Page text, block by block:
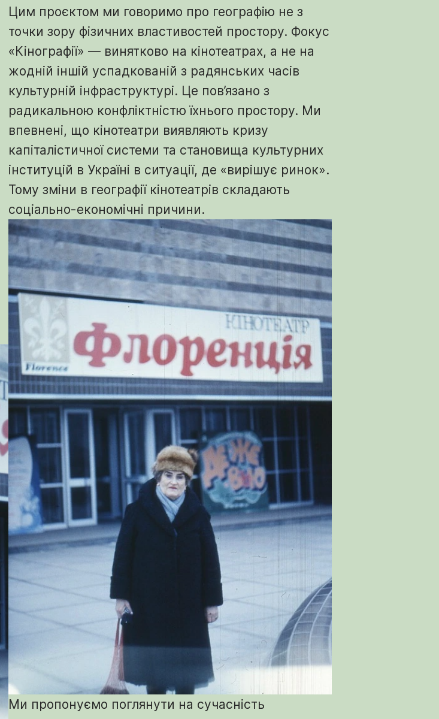
Цим проєктом ми говоримо про географію не з
точки зору фізичних властивостей простору. Фокус
«Кінографії» — винятково на кінотеатрах, а не на
жодній іншій успадкованій з радянських часів
культурній інфраструктурі. Це пов’язано з
радикальною конфліктністю їхнього простору. Ми
впевнені, що кінотеатри виявляють кризу
капіталістичної системи та становища культурних
інституцій в Україні в ситуації, де «вирішує ринок».
Тому зміни в географії кінотеатрів складають
соціально-економічні причини.
Ми пропонуємо поглянути на сучасність